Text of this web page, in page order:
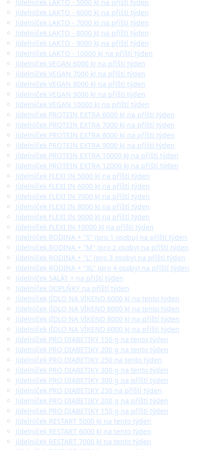
Jídelníček LAKTO - 5000 kJ na příští týden
Jídelníček LAKTO - 6000 kJ na příští týden
Jídelníček LAKTO - 7000 kJ na příští týden
Jídelníček LAKTO - 8000 kJ na příští týden
Jídelníček LAKTO - 9000 kJ na příští týden
Jídelníček LAKTO - 10000 kJ na příští týden
Jídelníček VEGAN 6000 kJ na příští týden
Jídelníček VEGAN 7000 kJ na příští týden
Jídelníček VEGAN 8000 kJ na příští týden
Jídelníček VEGAN 9000 kJ na příští týden
Jídelníček VEGAN 10000 kJ na příští týden
Jídelníček PROTEIN EXTRA 6000 kJ na příští týden
Jídelníček PROTEIN EXTRA 7000 kJ na příští týden
Jídelníček PROTEIN EXTRA 8000 kJ na příští týden
Jídelníček PROTEIN EXTRA 9000 kJ na příští týden
Jídelníček PROTEIN EXTRA 10000 kJ na příští týden
Jídelníček PROTEIN EXTRA 12000 kJ na příští týden
Jídelníček FLEXI IN 5000 kJ na příští týden
Jídelníček FLEXI IN 6000 kJ na příští týden
Jídelníček FLEXI IN 7000 kJ na příští týden
Jídelníček FLEXI IN 8000 kJ na příští týden
Jídelníček FLEXI IN 9000 kJ na příští týden
Jídelníček FLEXI IN 10000 kJ na příští týden
Jídelníček RODINA + "S" (pro 1 osobu) na příští týden
Jídelníček RODINA + "M" (pro 2 osoby) na příští týden
Jídelníček RODINA + "L" (pro 3 osoby) na příští týden
Jídelníček RODINA + "XL" (pro 4 osoby) na příští týden
Jídelníček SALÁT + na příští týden
Jídelníček DOPLŇKY na příští týden
Jídelníček JÍDLO NA VÍKEND 6000 kJ na tento týden
Jídelníček JÍDLO NA VÍKEND 8000 kJ na tento týden
Jídelníček JÍDLO NA VÍKEND 8000 kJ na příští týden
Jídelníček JÍDLO NA VÍKEND 6000 kJ na příští týden
Jídelníček PRO DIABETIKY 150 g na tento týden
Jídelníček PRO DIABETIKY 200 g na tento týden
Jídelníček PRO DIABETIKY 250 na tento týden
Jídelníček PRO DIABETIKY 300 g na tento týden
Jídelníček PRO DIABETIKY 300 g na příští týden
Jídelníček PRO DIABETIKY 250 na příští týden
Jídelníček PRO DIABETIKY 200 g na příští týden
Jídelníček PRO DIABETIKY 150 g na příští týden
Jídelníček RESTART 5000 kJ na tento týden
Jídelníček RESTART 6000 kJ na tento týden
Jídelníček RESTART 7000 kJ na tento týden